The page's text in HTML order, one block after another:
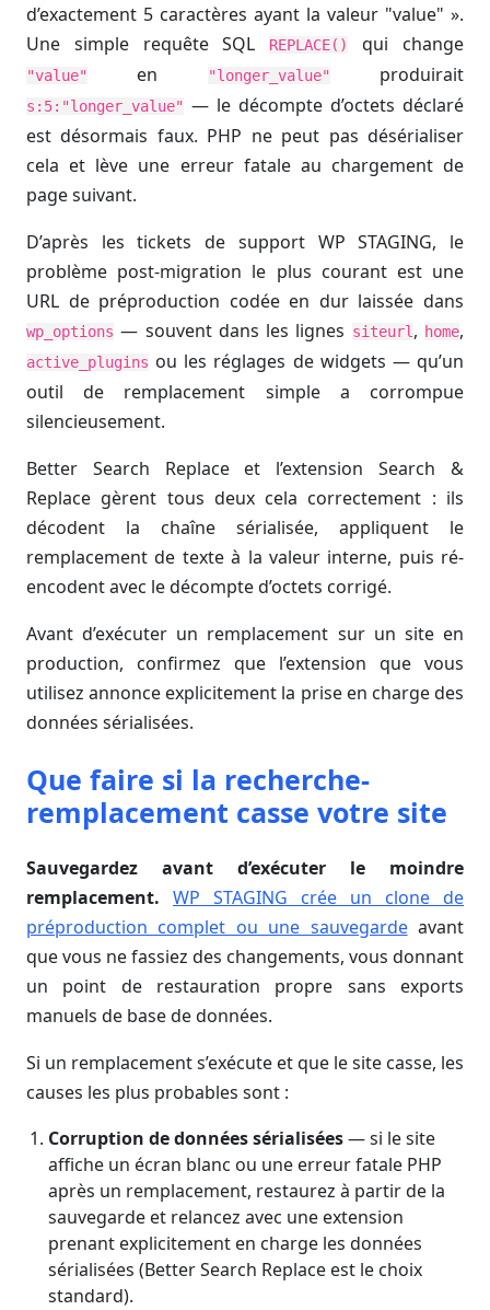
d’exactement 5 caractères ayant la valeur "value" ».
Une simple requête SQL
REPLACE() qui change
"value" en "longer_value" produirait
s:5:"longer_value" — le décompte d’octets déclaré
est désormais faux. PHP ne peut pas désérialiser
cela et lève une erreur fatale au chargement de
page suivant.
D’après les tickets de support WP STAGING, le
problème post-migration le plus courant est une
URL de préproduction codée en dur laissée dans
wp_options — souvent dans les lignes siteurl, home,
active_plugins ou les réglages de widgets — qu’un
outil de remplacement simple a corrompue
silencieusement.
Better Search Replace et l’extension Search &
Replace gèrent tous deux cela correctement : ils
décodent la chaîne sérialisée, appliquent le
remplacement de texte à la valeur interne, puis ré-
encodent avec le décompte d’octets corrigé.
Avant d’exécuter un remplacement sur un site en
production, confirmez que l’extension que vous
utilisez annonce explicitement la prise en charge des
données sérialisées.
Que faire si la recherche-
remplacement casse votre site
Sauvegardez avant d’exécuter le moindre
remplacement. WP STAGING crée un clone de
préproduction complet ou une sauvegardeavant
que vous ne fassiez des changements, vous donnant
un point de restauration propre sans exports
manuels de base de données.
Si un remplacement s’exécute et que le site casse, les
causes les plus probables sont :
Corruption de données sérialisées— si le site
affiche un écran blanc ou une erreur fatale PHP
après un remplacement, restaurez à partir de la
sauvegarde et relancez avec une extension
prenant explicitement en charge les données
sérialisées (Better Search Replace est le choix
standard).